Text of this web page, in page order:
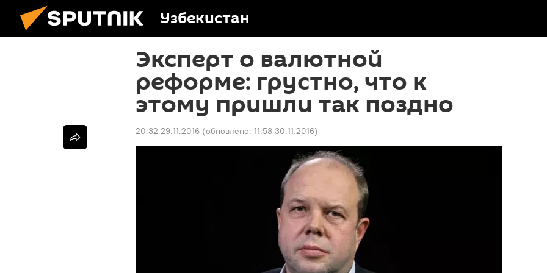
Узбекистан
Эксперт о валютной
реформе: грустно, что к
этому пришли так поздно
20:32 29.11.2016 (обновлено: 11:58 30.11.2016)